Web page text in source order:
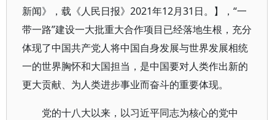
新闻》，载《人民日报》2021年12月31日。】，“一
带一路”建设一大批重大合作项目已经落地生根，充分
体现了中国共产党人将中国自身发展与世界发展相统
一的世界胸怀和大国担当，是中国要对人类作出新的
更大贡献、为人类进步事业而奋斗的重要体现。
党的十八大以来，以习近平同志为核心的党中